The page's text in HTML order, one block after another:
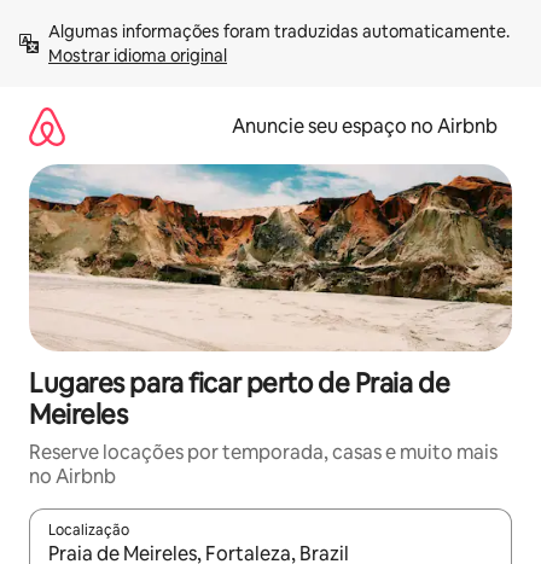
para
Mostrar idioma original
Anuncie seu espaço no Airbnb
Lugares para ficar perto de Praia de
Meireles
Reserve locações por temporada, casas e muito mais
no Airbnb
Localização
Quando os resultados estiverem disponíveis, explore-os